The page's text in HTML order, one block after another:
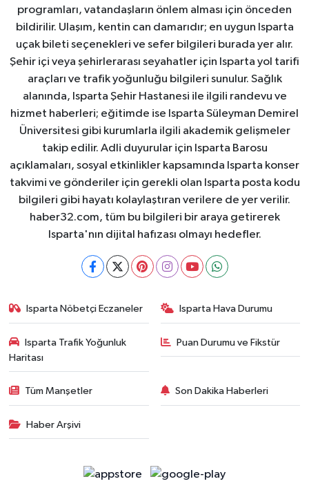
programları, vatandaşların önlem alması için önceden
bildirilir. Ulaşım, kentin can damarıdır; en uygun Isparta
uçak bileti seçenekleri ve sefer bilgileri burada yer alır.
Şehir içi veya şehirlerarası seyahatler için Isparta yol tarifi
araçları ve trafik yoğunluğu bilgileri sunulur. Sağlık
alanında, Isparta Şehir Hastanesi ile ilgili randevu ve
hizmet haberleri; eğitimde ise Isparta Süleyman Demirel
Üniversitesi gibi kurumlarla ilgili akademik gelişmeler
takip edilir. Adli duyurular için Isparta Barosu
açıklamaları, sosyal etkinlikler kapsamında Isparta konser
takvimi ve gönderiler için gerekli olan Isparta posta kodu
bilgileri gibi hayatı kolaylaştıran verilere de yer verilir.
haber32.com, tüm bu bilgileri bir araya getirerek
Isparta'nın dijital hafızası olmayı hedefler.
Isparta Nöbetçi Eczaneler Isparta Hava Durumu
Isparta Trafik Yoğunluk
Haritası
Puan Durumu ve Fikstür
Tüm Manşetler Son Dakika Haberleri
Haber Arşivi